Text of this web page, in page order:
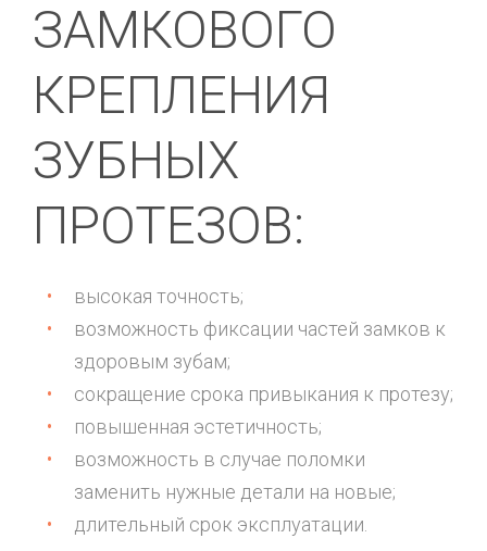
ЗАМКОВОГО
КРЕПЛЕНИЯ
ЗУБНЫХ
ПРОТЕЗОВ:
высокая точность;
возможность фиксации частей замков к
здоровым зубам;
сокращение срока привыкания к протезу;
повышенная эстетичность;
возможность в случае поломки
заменить нужные детали на новые;
длительный срок эксплуатации.